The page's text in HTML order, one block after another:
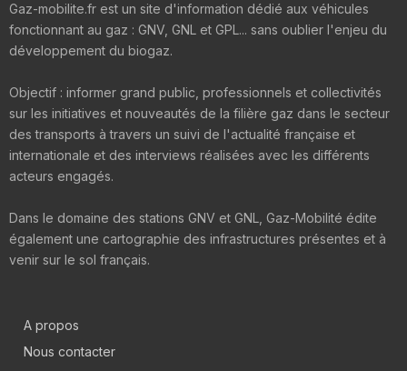
Gaz-mobilite.fr est un site d'information dédié aux véhicules
fonctionnant au gaz : GNV, GNL et GPL... sans oublier l'enjeu du
développement du biogaz.
Objectif : informer grand public, professionnels et collectivités
sur les initiatives et nouveautés de la filière gaz dans le secteur
des transports à travers un suivi de l'actualité française et
internationale et des interviews réalisées avec les différents
acteurs engagés.
Dans le domaine des stations GNV et GNL, Gaz-Mobilité édite
également une cartographie des infrastructures présentes et à
venir sur le sol français.
A propos
Nous contacter